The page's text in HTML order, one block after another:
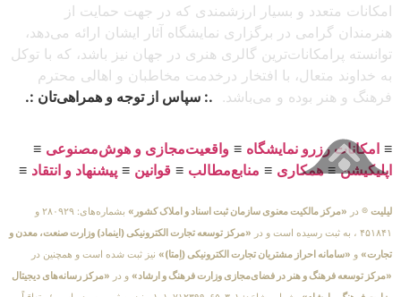
امکانات متعدد و بسیار ارزشمندی که در جهت حمایت از
هنرمندان گرامی در برگزاری نمایشگاه آثار ایشان ارائه می‌دهد،
توانسته پرامکانات‌ترین گالری هنری در جهان نیز باشد، که با توکل
به خداوند متعال، با افتخار درخدمت مخاطبان و اهالی محترم
فرهنگ و هنر بوده و می‌باشد. .: سپاس از توجه و همراهی‌تان :.
≡ امکانات رزرو نمایشگاه ≡ واقعیت‌مجازی و هوش‌مصنوعی ≡
اپلیکیشن≡همکاری ≡ منابع‌مطالب ≡ قوانین ≡ پیشنهاد و انتقاد ≡
لیلیت ® در «مرکز مالکیت معنوی سازمان ثبت اسناد و املاک کشور»
بشماره‌های: ۲۸۰۹۲۹ و
۴۵۱۸۴۱ ، به ثبت رسیده است و در
«مرکز توسعه تجارت الکترونیکی (اینماد) وزارت صنعت، معدن و
تجارت» و «سامانه احراز مشتریان تجارت الکترونیکی (اِمتا)» نیز ثبت شده است و همچنین در
«مرکز توسعه فرهنگ و هنر در فضای‌مجازی وزارت فرهنگ و ارشاد» و در «مرکز رسانه‌های دیجیتال